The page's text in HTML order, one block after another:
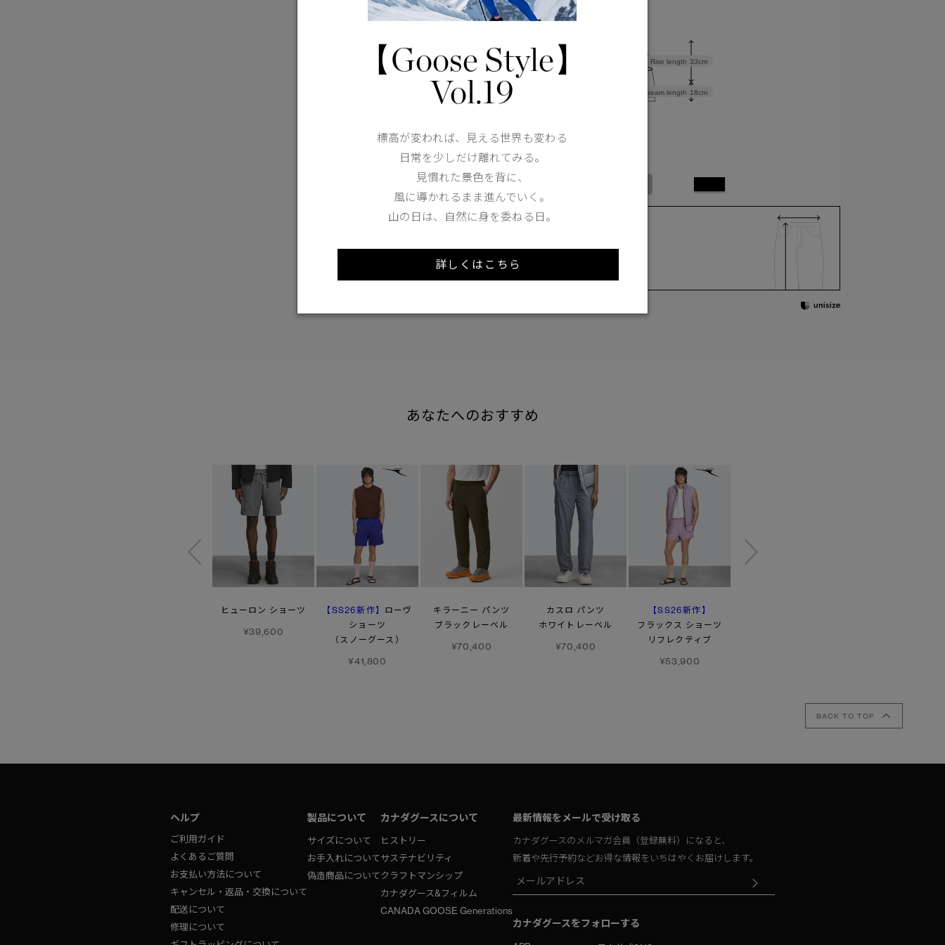
Rise length 33cm
Inseam length 18cm
Hip 113cm
173cm 70kgRecommended
Find out more on your body type
あなたへのおすすめ
ヒューロン ショーツ
¥39,600
【SS26新作】
ローヴ
ショーツ
（スノーグース）
¥41,800
キラーニー パンツ
ブラックレーベル
¥70,400
カスロ パンツ
ホワイトレーベル
¥70,400
【SS26新作】
フラックス ショーツ
リフレクティブ
¥53,900
BACK TO TOP
ヘルプ
ご利用ガイド
よくあるご質問
お支払い方法について
キャンセル・返品・交換について
配送について
修理について
製品について
サイズについて
お手入れについて
偽造商品について
カナダグースについて
ヒストリー
サステナビリティ
クラフトマンシップ
カナダグース&フィルム
CANADA GOOSE Generations
最新情報をメールで受け取る
カナダグースのメルマガ会員（登録無料）になると、
新着や先行予約などお得な情報をいちはやくお届けします。
カナダグースをフォローする
【Goose Style】
Vol.19
標高が変われば、見える世界も変わる
日常を少しだけ離れてみる。
見慣れた景色を背に、
風に導かれるまま進んでいく。
山の日は、自然に身を委ねる日。
詳しくはこちら